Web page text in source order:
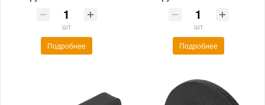
шт
Подробнее
шт
Подробнее